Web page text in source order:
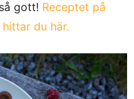
gott! Receptet på
du här.